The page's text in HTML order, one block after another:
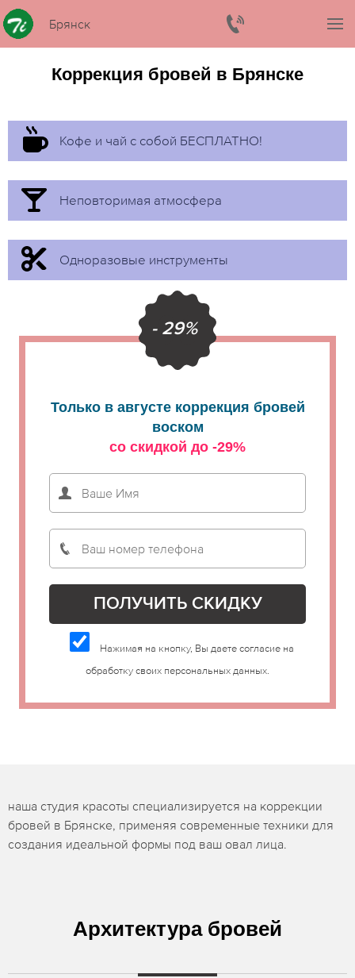
Брянск
Коррекция бровей в Брянске
Кофе и чай с собой БЕСПЛАТНО!
Неповторимая атмосфера
Одноразовые инструменты
- 29%
Только в августе коррекция бровей
воском
со скидкой до -29%
Нажимая на кнопку, Вы даете согласие на
обработку своих персональных данных.
наша студия красоты специализируется на коррекции
бровей в Брянске, применяя современные техники для
создания идеальной формы под ваш овал лица.
Архитектура бровей